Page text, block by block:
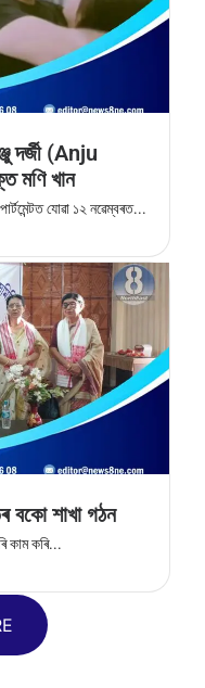
দৰ্জী (Anju
মণি খান
যােৱা ১২ নৱেম্বৰত...
বকো শাখা গঠন
কাম কৰি...